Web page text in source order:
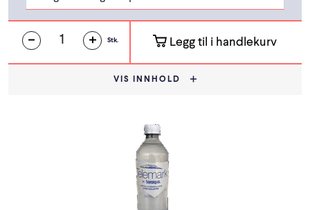
Stk. Legg til i handlekurv
VIS INNHOLD